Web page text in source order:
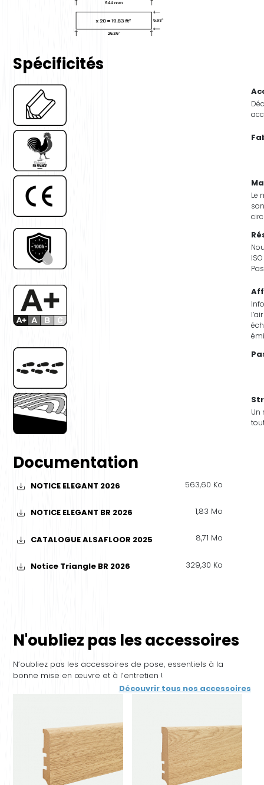
Spécificités
Le
Un
Documentation
NOTICE ELEGANT 2026 563,60 Ko
NOTICE ELEGANT BR 2026 1,83 Mo
CATALOGUE ALSAFLOOR 2025 8,71 Mo
Notice Triangle BR 2026 329,30 Ko
N'oubliez pas les accessoires
N’oubliez pas les accessoires de pose, essentiels à la
bonne mise en œuvre et à l’entretien !
Découvrir tous nos accessoires